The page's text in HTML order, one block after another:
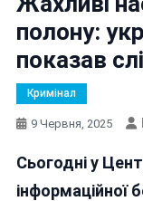
полону:
показав
Кримінал
9 Червня, 2025
Сьогодні у
інформаційної